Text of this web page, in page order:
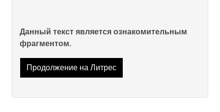
Данный текст является ознакомительным
фрагментом.
Продолжение на Литрес